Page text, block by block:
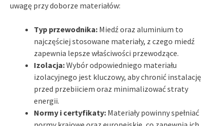
uwagę przy doborze materiałów:
Typ przewodnika: Miedź oraz aluminium to
najczęściej stosowane materiały, z czego miedź
zapewnia lepsze właściwości przewodzące.
Izolacja:Wybór odpowiedniego materiału
izolacyjnego jest kluczowy, aby chronić instalację
przed przebiiciem oraz minimalizować straty
energii.
Normy i certyfikaty: Materiały powinny spełniać